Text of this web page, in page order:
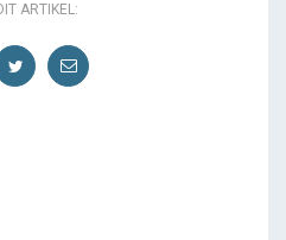
ARTIKEL: